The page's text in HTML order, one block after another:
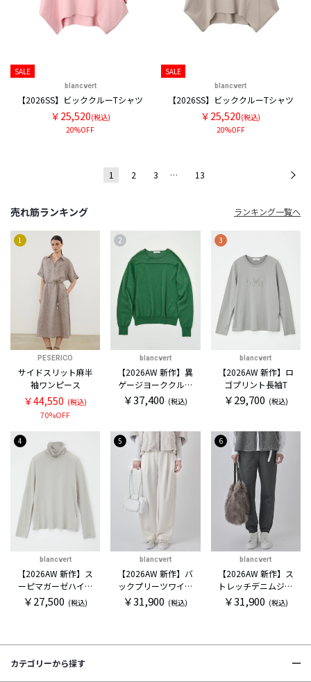
SALE
blancvert
【2026SS】ビッククルーTシャツ
￥25,520(税込)
20%OFF
SALE
blancvert
【2026SS】ビッククルーTシャツ
￥25,520(税込)
20%OFF
1 2 3 … 13
売れ筋ランキング ランキング一覧へ
1
PESERICO
サイドスリット麻半
袖ワンピース
￥44,550 (税込)
70%OFF
2
blancvert
【2026AW 新作】異
ゲージヨーククルー
セーター
￥37,400 (税込)
3
blancvert
【2026AW 新作】ロ
ゴプリント長袖T
￥29,700 (税込)
4
blancvert
【2026AW 新作】ス
ーピマガーゼハイネ
ックカットソー
￥27,500 (税込)
5
blancvert
【2026AW 新作】バ
ックプリーツワイド
パンツ
￥31,900 (税込)
6
blancvert
【2026AW 新作】ス
トレッチデニムジョ
ガー
￥31,900 (税込)
カテゴリーから探す